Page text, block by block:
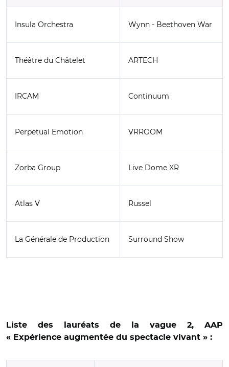
Insula Orchestra Wynn - Beethoven War
Théâtre du Châtelet ARTECH
IRCAM Continuum
Perpetual Emotion VRROOM
Zorba Group Live Dome XR
Atlas V Russel
La Générale de Production Surround Show
Liste des lauréats de la vague 2, AAP
« Expérience augmentée du spectacle vivant » :